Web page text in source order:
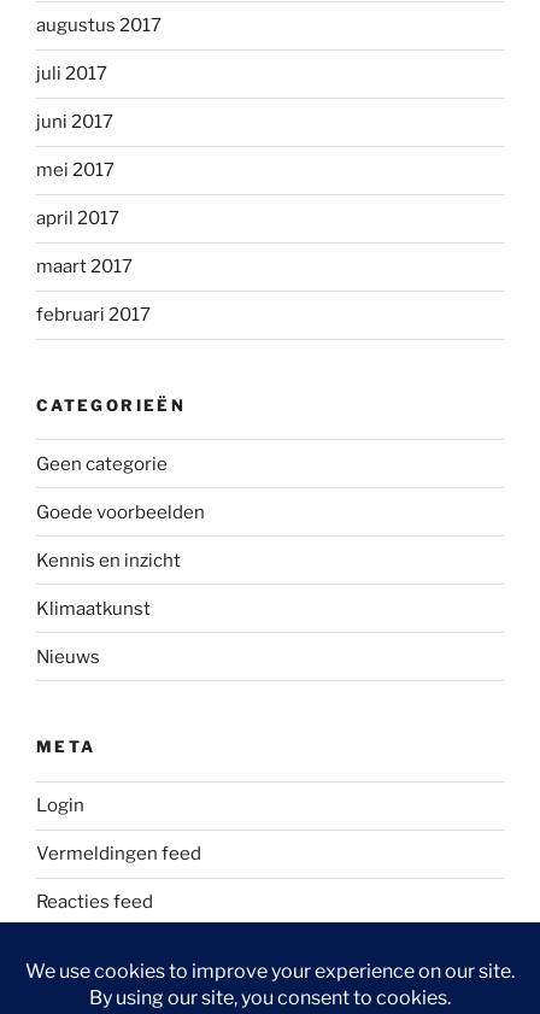
augustus 2017
juli 2017
juni 2017
mei 2017
april 2017
maart 2017
februari 2017
CATEGORIEËN
Geen categorie
Goede voorbeelden
Kennis en inzicht
Klimaatkunst
Nieuws
META
Login
Vermeldingen feed
Reacties feed